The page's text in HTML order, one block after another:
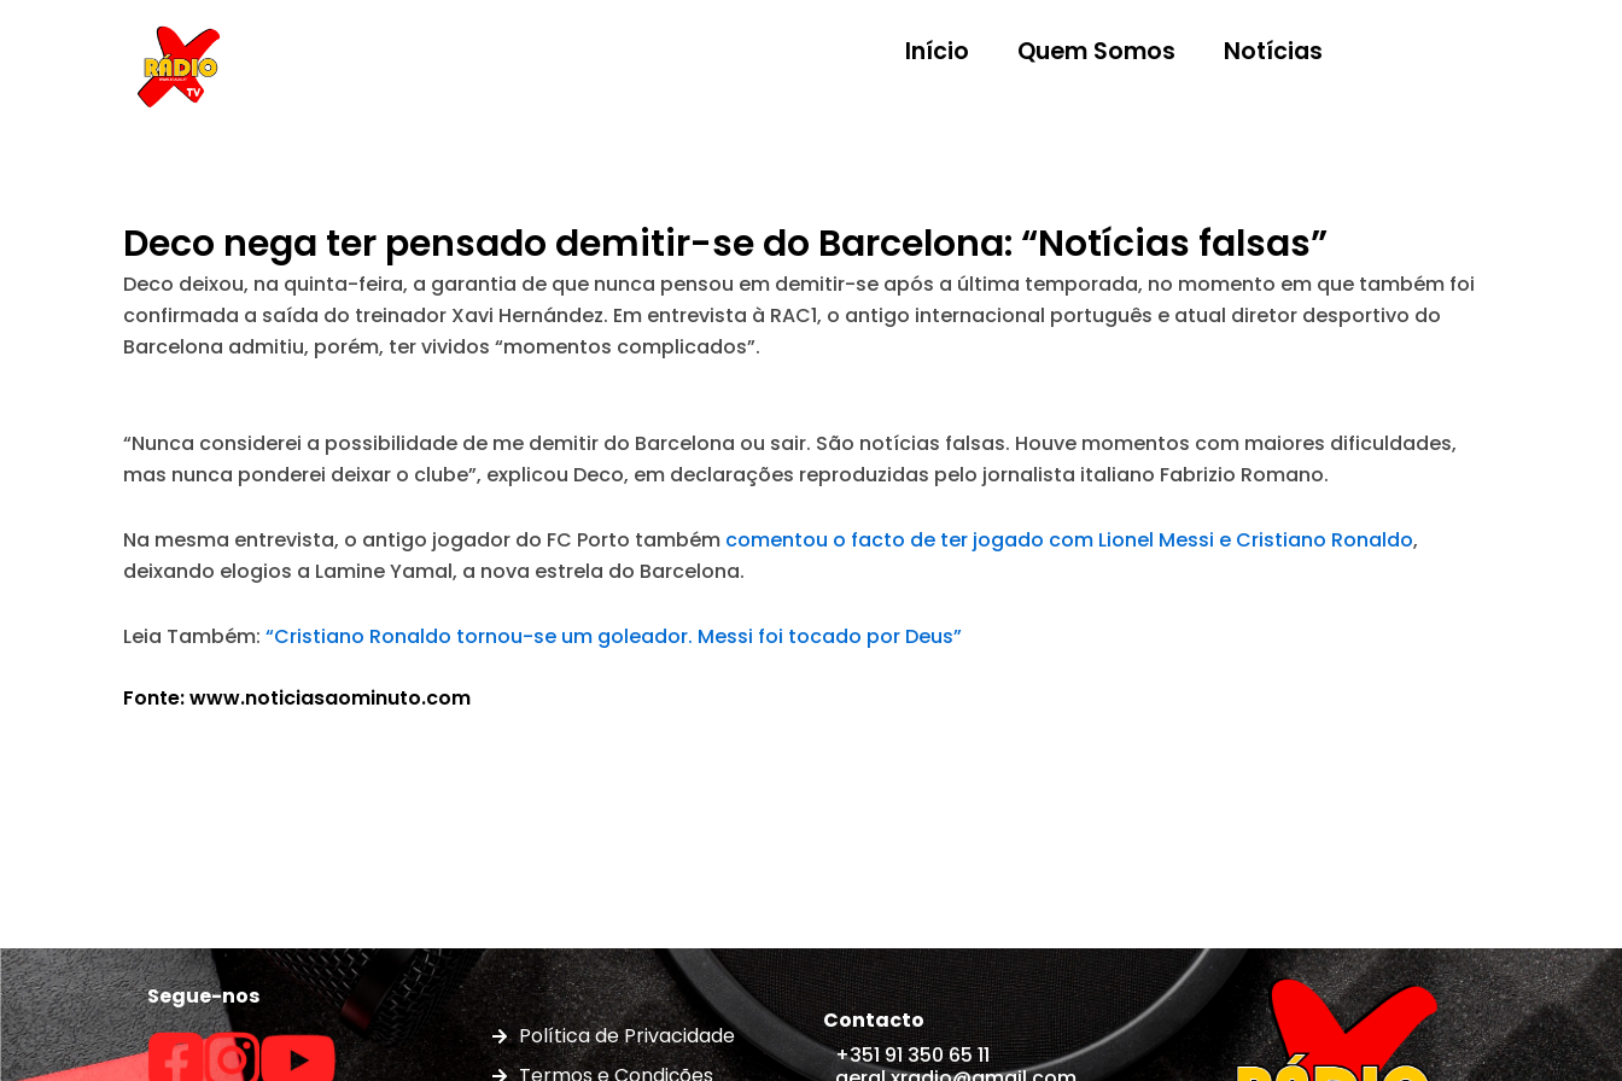
Início Quem Somos Notícias
Deco nega ter pensado demitir-se do Barcelona: “Notícias falsas”
Deco deixou, na quinta-feira, a garantia de que nunca pensou em demitir-se após a última temporada, no momento em que também foi
confirmada a saída do treinador Xavi Hernández. Em entrevista à RAC1, o antigo internacional português e atual diretor desportivo do
Barcelona admitiu, porém, ter vividos “momentos complicados”.
“Nunca considerei a possibilidade de me demitir do Barcelona ou sair. São notícias falsas. Houve momentos com maiores dificuldades,
mas nunca ponderei deixar o clube”, explicou Deco, em declarações reproduzidas pelo jornalista italiano Fabrizio Romano.
Na mesma entrevista, o antigo jogador do FC Porto também comentou o facto de ter jogado com Lionel Messi e Cristiano Ronaldo,
deixando elogios a Lamine Yamal, a nova estrela do Barcelona.
Leia Também: “Cristiano Ronaldo tornou-se um goleador. Messi foi tocado por Deus”
Fonte: www.noticiasaominuto.com
Segue-nos
Política de Privacidade
Contacto
+351 91 350 65 11